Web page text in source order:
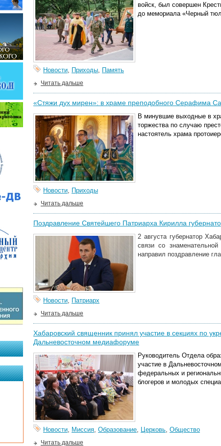
войск, был совершен
до мемориала «Черный
Новости, Приходы, Память
Читать дальше
«Стяжи дух мирен»: в храме преподобного Серафима
В минувшие выходные в
торжества по случаю
настоятель храма
Новости, Приходы
Читать дальше
Поздравление Святейшего Патриарха Кирилла
2 августа губернатор
связи со
направил поздравление
Новости, Патриарх
Читать дальше
Хабаровский священник принял участие в секциях по
Дальневосточном медиафоруме
Руководитель Отдела
участие в
федеральных и
блогеров и молодых
Новости, Миссия, Образование, Церковь, Общество
Читать дальше